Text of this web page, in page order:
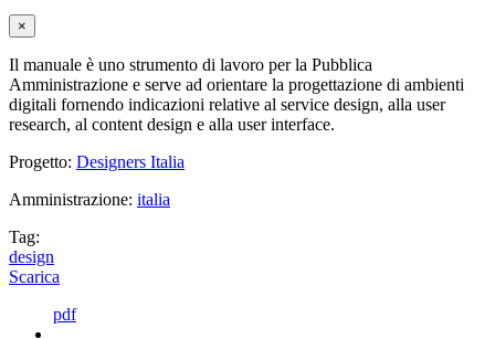
×
Il manuale è uno strumento di lavoro per la Pubblica
Amministrazione e serve ad orientare la progettazione di ambienti
digitali fornendo indicazioni relative al service design, alla user
research, al content design e alla user interface.
Progetto: Designers Italia
Amministrazione: italia
Tag:
design
Scarica
pdf